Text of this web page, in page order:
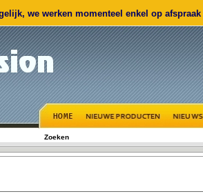
we werken momenteel enkel op
Zoeken